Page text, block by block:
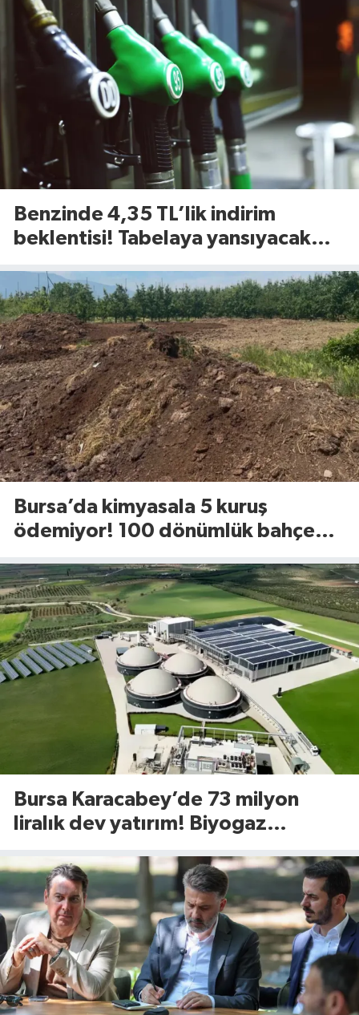
Benzinde 4,35 TL’lik indirim
beklentisi! Tabelaya yansıyacak
Bursa’da kimyasala 5 kuruş
ödemiyor! 100 dönümlük bahçede
Bursa Karacabey’de 73 milyon
liralık dev yatırım! Biyogaz
yükseliyor